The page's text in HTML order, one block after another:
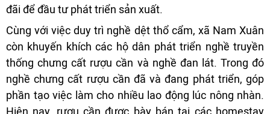
đãi để đầu tư phát triển sản xuất.
Cùng với việc duy trì nghề dệt thổ cẩm, xã Nam Xuân
còn khuyến khích các hộ dân phát triển nghề truyền
thống chưng cất rượu cần và nghề đan lát. Trong đó
nghề chưng cất rượu cần đã và đang phát triển, góp
phần tạo việc làm cho nhiều lao động lúc nông nhàn.
Hiện nay, rượu cần được bày bán tại các homestay